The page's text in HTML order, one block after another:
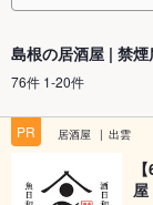
島根の居酒屋 | 禁
76件 1-20件
PR 居酒屋 出雲